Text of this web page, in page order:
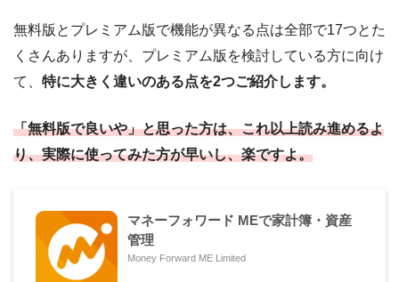
有効期限の表示・通知
カード引き落としの
残高不足の通知
× ○
広告非表示 × ○
サポート・保証
無料版とプレミアム版で機能が異なる点は全部で17つとた
くさんありますが、プレミアム版を検討している方に向け
て、 特に大きく違いのある点を2つご紹介します。
「無料版で良いや」と思った方は、これ以上読み進めるよ
り、実際に使ってみた方が早いし、楽ですよ。
マネーフォワード MEで家計簿・資産
管理
Money Forward ME Limited